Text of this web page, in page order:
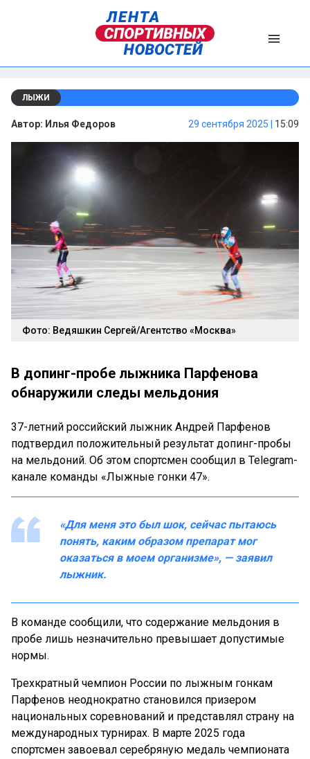
ЛЫЖИ
Автор: Илья Федоров 29 сентября 2025 | 15:09
Фото: Ведяшкин Сергей/Агентство «Москва»
В допинг-пробе лыжника Парфенова
обнаружили следы мельдония
37-летний российский лыжник Андрей Парфенов
подтвердил положительный результат допинг-пробы
на мельдоний. Об этом спортсмен сообщил в Telegram-
канале команды «Лыжные гонки 47».
«Для меня это был шок, сейчас пытаюсь
понять, каким образом препарат мог
оказаться в моем организме», — заявил
лыжник.
В команде сообщили, что содержание мельдония в
пробе лишь незначительно превышает допустимые
нормы.
Трехкратный чемпион России по лыжным гонкам
Парфенов неоднократно становился призером
национальных соревнований и представлял страну на
международных турнирах. В марте 2025 года
спортсмен завоевал серебряную медаль чемпионата